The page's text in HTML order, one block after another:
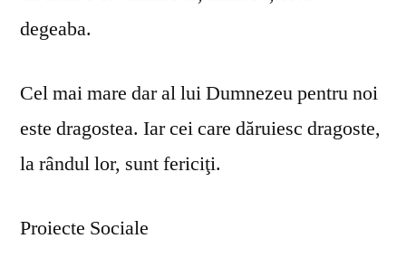
degeaba.
Cel mai mare dar al lui Dumnezeu pentru noi
este dragostea. Iar cei care dăruiesc dragoste,
la rândul lor, sunt fericiţi.
Proiecte Sociale